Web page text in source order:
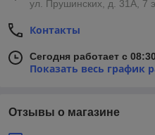
ул. Прушинских, д. 31А, 7
Контакты
Сегодня работает с
Показать весь график
Отзывы о магазине